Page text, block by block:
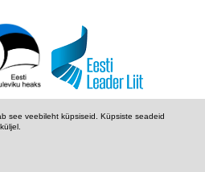
see veebileht küpsiseid. Küpsiste seadeid